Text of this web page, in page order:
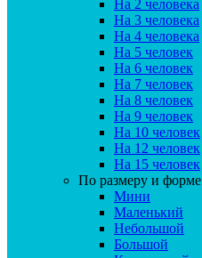
На 2 человека
На 3 человека
На 4 человека
На 5 человек
На 6 человек
На 7 человек
На 8 человек
На 9 человек
На 10 человек
На 12 человек
На 15 человек
По размеру и форме
Мини
Маленький
Небольшой
Большой